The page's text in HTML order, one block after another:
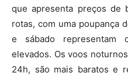
que apresenta preços de
rotas, com uma poupança
e sábado representam
elevados. Os voos
24h, são mais baratos e